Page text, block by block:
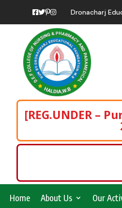
Dronacharj
[REG.UNDER –
Home About Us Our